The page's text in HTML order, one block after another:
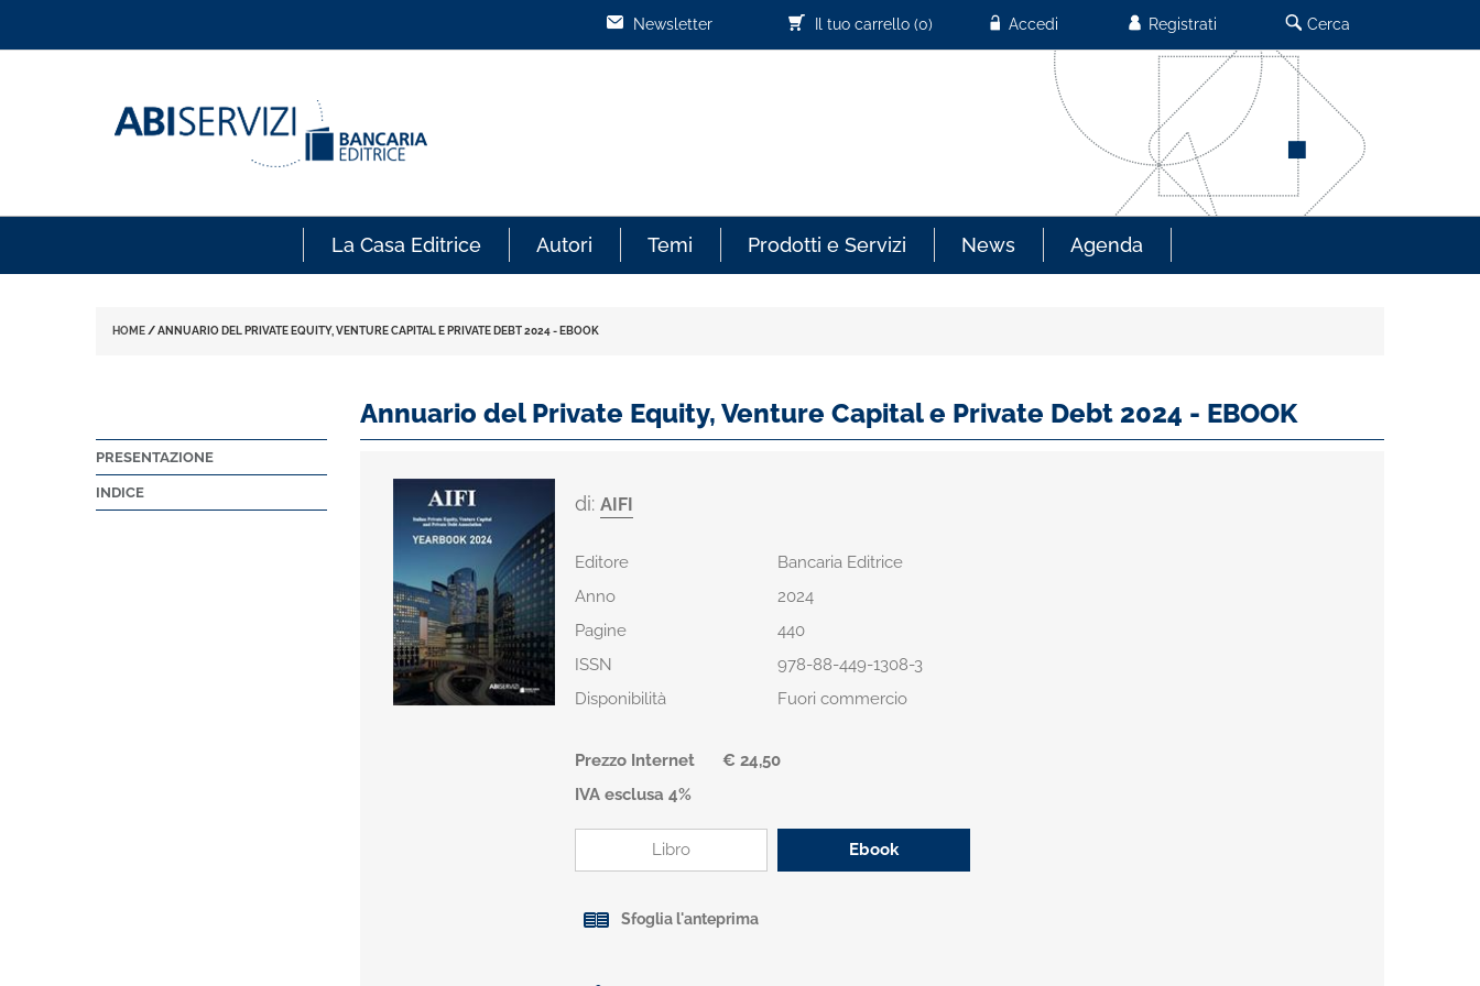
Cerca
Registrati
Accedi
Il tuo carrello (0)
Newsletter
La Casa Editrice Autori Temi Prodotti e Servizi News Agenda
HOME /ANNUARIO DEL PRIVATE EQUITY, VENTURE CAPITAL E PRIVATE DEBT 2024 - EBOOK
PRESENTAZIONE
INDICE
Annuario del Private Equity, Venture Capital e Private Debt 2024 - EBOOK
di:AIFI
Editore
Bancaria Editrice
Anno
2024
Pagine
440
ISSN
978-88-449-1308-3
Disponibilità
Fuori commercio
Prezzo Internet
€ 24,50
IVA esclusa 4%
Libro Ebook
Sfoglia l'anteprima